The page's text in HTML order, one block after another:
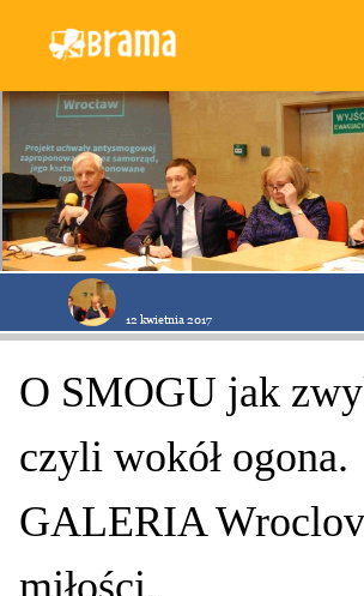
12 kwietnia 2017
O SMOGU jak
czyli wokół ogona.
GALERIA
miłości.